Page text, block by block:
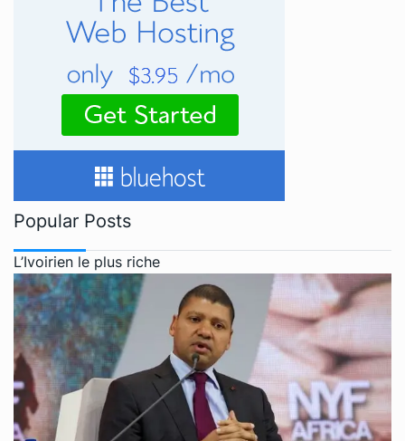
Popular Posts
L’Ivoirien le plus riche